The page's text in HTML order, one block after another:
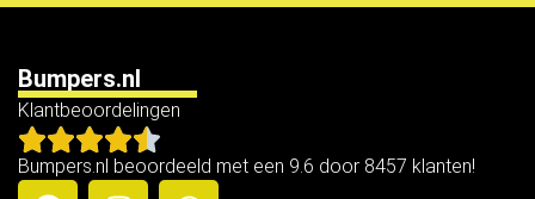
Bumpers.nl
Klantbeoordelingen
Bumpers.nl beoordeeld met een 9.6 door 8457 klanten!